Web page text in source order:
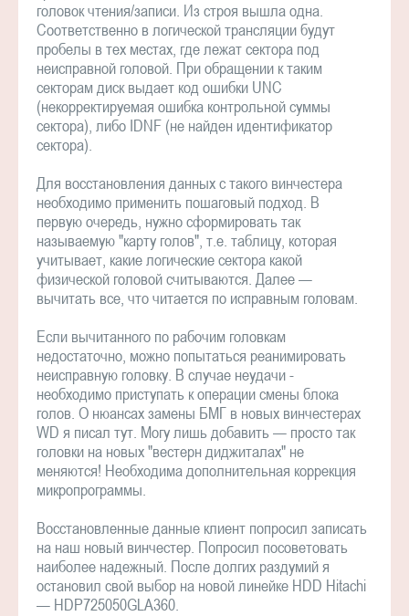
головок чтения/записи. Из строя вышла одна.
Соответственно в логической трансляции будут
пробелы в тех местах, где лежат сектора под
неисправной головой. При обращении к таким
секторам диск выдает код ошибки UNC
(некорректируемая ошибка контрольной суммы
сектора), либо IDNF (не найден идентификатор
сектора).
Для восстановления данных с такого винчестера
необходимо применить пошаговый подход. В
первую очередь, нужно сформировать так
называемую "карту голов", т.е. таблицу, которая
учитывает, какие логические сектора какой
физической головой считываются. Далее —
вычитать все, что читается по исправным головам.
Если вычитанного по рабочим головкам
недостаточно, можно попытаться реанимировать
неисправную головку. В случае неудачи -
необходимо приступать к операции смены блока
голов. О нюансах замены БМГ в новых винчестерах
WD я писал тут. Могу лишь добавить — просто так
головки на новых "вестерн диджиталах" не
меняются! Необходима дополнительная коррекция
микропрограммы.
Восстановленные данные клиент попросил записать
на наш новый винчестер. Попросил посоветовать
наиболее надежный. После долгих раздумий я
остановил свой выбор на новой линейке HDD Hitachi
— HDP725050GLA360.